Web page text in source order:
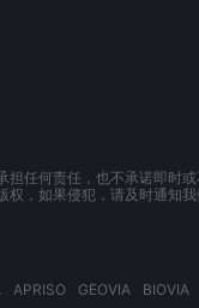
任何责任，也不承诺即时或
，如果侵犯，请及时通知
APRISO GEOVIA BIOVIA